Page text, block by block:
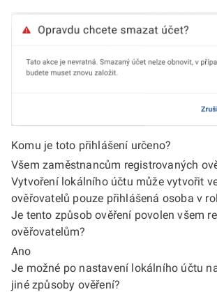
Komu je toto přihlášení určeno?
Všem zaměstnancům registrovaných
Vytvoření lokálního účtu může vytvořit
ověřovatelů pouze přihlášená osoba v
Je tento způsob ověření povolen všem
ověřovatelům?
Ano
Je možné po nastavení lokálního účtu
jiné způsoby ověření?